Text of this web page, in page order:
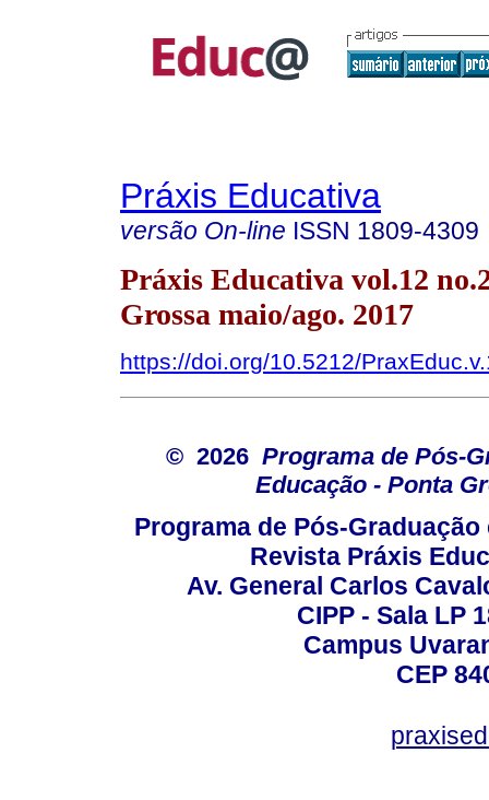
Práxis Educativa
versão On-line ISSN 1809-4309
Práxis Educativa vol.12
Grossa maio/ago. 2017
https://doi.org/10.5212/
© 2026 Programa de Pós-
Educação - Ponta
Programa de Pós-Graduação
Revista Práxis
Av. General Carlos
CIPP - Sala LP
Campus
CEP